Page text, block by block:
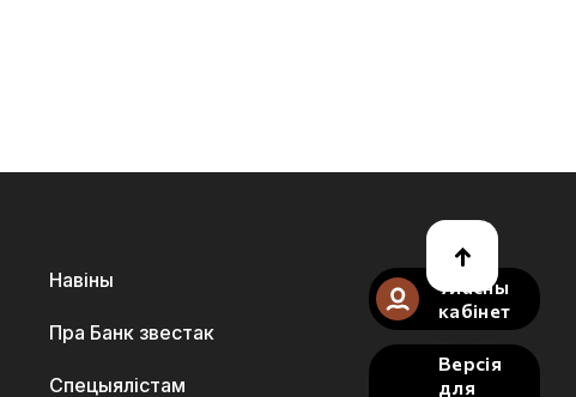
Навіны
Пра Банк звестак
Спецыялістам
Уласны
кабінет
Версія
для